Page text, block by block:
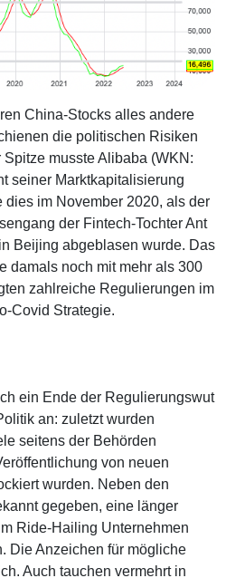
China-Stocks alles andere
die politischen Risiken
musste Alibaba (WKN:
seiner Marktkapitalisierung
im November 2020, als der
der Fintech-Tochter Ant
Beijing abgeblasen wurde. Das
damals noch mit mehr als 300
zahlreiche Regulierungen im
Covid Strategie.
ein Ende der Regulierungswut
an: zuletzt wurden
seitens der Behörden
von neuen
wurden. Neben den
gegeben, eine länger
Ride-Hailing Unternehmen
Die Anzeichen für mögliche
Auch tauchen vermehrt in